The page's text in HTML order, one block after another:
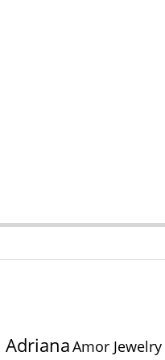
AdrianaAmor Jewelry